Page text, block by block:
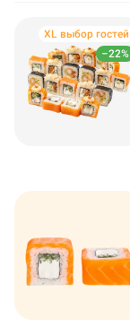
–22%
XL выбор гостей